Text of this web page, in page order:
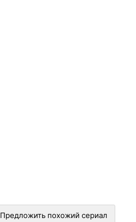
Предложить похожий сериал